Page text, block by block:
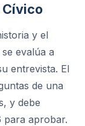
Cívico
y el
evalúa a
entrevista. El
de una
y debe
para aprobar.